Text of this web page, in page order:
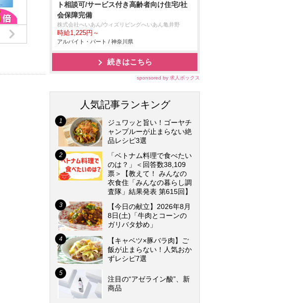
ト相談可/サービス付き高齢者向け住宅/社
会保障完備
株式会社へいあん/ウィズリビングへいあん亀井野
時給1,225円～
アルバイト・パート / 神奈川県
続きはこちら
sponsored by 求人ボックス
人気記事ランキング
ジュワッと旨い！ゴーヤチ
ャンプルーが止まらない絶
品レシピ3選
「ベトナム料理で食べたい
のは？」＜回答数38,109
票＞【教えて！ みんなの
衣食住「みんなの暮らし調
査隊」結果発表 第615回】
【今日の献立】2026年8月
8日(土)「牛肉とコーンの
ガリバタ炒め」
【キャベツ×豚バラ肉】ご
飯が止まらない！人気おか
ずレシピ7選
注目の“アゼライン酸”、新
商品